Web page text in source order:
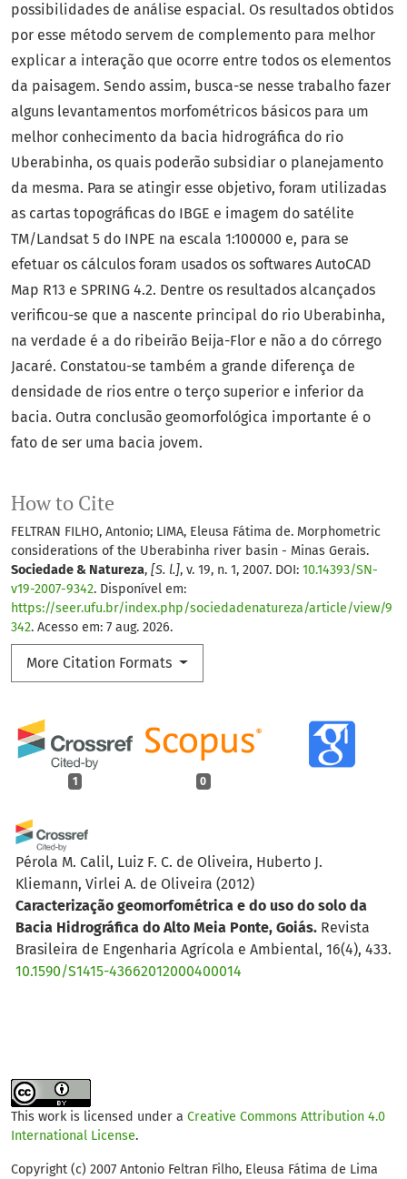
How to Cite
FELTRAN FILHO, Antonio; LIMA, Eleusa Fátima de. Morphometric
considerations of the Uberabinha river basin - Minas Gerais.
Sociedade & Natureza, [S. l.], v. 19, n. 1, 2007. DOI: 10.14393/SN-
v19-2007-9342. Disponível em:
https://seer.ufu.br/index.php/sociedadenatureza/article/view/9
342. Acesso em: 7 aug. 2026.
More Citation Formats
1 0
Pérola M. Calil, Luiz F. C. de Oliveira, Huberto J.
Kliemann, Virlei A. de Oliveira (2012)
Caracterização geomorfométrica e do uso do solo da
Bacia Hidrográfica do Alto Meia Ponte, Goiás. Revista
Brasileira de Engenharia Agrícola e Ambiental, 16(4), 433.
10.1590/S1415-43662012000400014
possibilidades de análise espacial. Os resultados obtidos
por esse método servem de complemento para melhor
explicar a interação que ocorre entre todos os elementos
da paisagem. Sendo assim, busca-se nesse trabalho fazer
alguns levantamentos morfométricos básicos para um
melhor conhecimento da bacia hidrográfica do rio
Uberabinha, os quais poderão subsidiar o planejamento
da mesma. Para se atingir esse objetivo, foram utilizadas
as cartas topográficas do IBGE e imagem do satélite
TM/Landsat 5 do INPE na escala 1:100000 e, para se
efetuar os cálculos foram usados os softwares AutoCAD
Map R13 e SPRING 4.2. Dentre os resultados alcançados
verificou-se que a nascente principal do rio Uberabinha,
na verdade é a do ribeirão Beija-Flor e não a do córrego
Jacaré. Constatou-se também a grande diferença de
densidade de rios entre o terço superior e inferior da
bacia. Outra conclusão geomorfológica importante é o
fato de ser uma bacia jovem.
This work is licensed under a Creative Commons Attribution 4.0
International License.
Copyright (c) 2007 Antonio Feltran Filho, Eleusa Fátima de Lima